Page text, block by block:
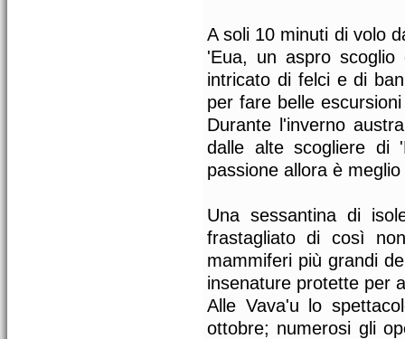
A soli 10 minuti di volo
'Eua, un aspro
intricato di felci e di
per fare belle
Durante l'inverno
dalle alte scogliere
passione allora è
Una sessantina di
frastagliato di così
mammiferi più grandi
insenature protette per
Alle Vava'u lo
ottobre; numerosi gli